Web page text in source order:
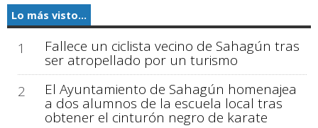
Lo más visto...
1 Fallece un ciclista vecino de Sahagún tras
ser atropellado por un turismo
2
El Ayuntamiento de Sahagún homenajea
a dos alumnos de la escuela local tras
obtener el cinturón negro de karate